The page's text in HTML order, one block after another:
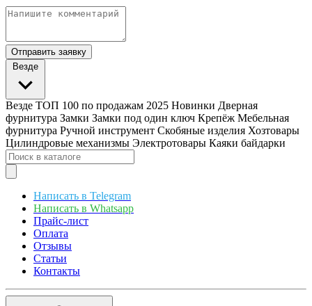
Отправить заявку
Везде
Везде ТОП 100 по продажам 2025 Новинки Дверная
фурнитура Замки Замки под один ключ Крепёж Мебельная
фурнитура Ручной инструмент Скобяные изделия Хозтовары
Цилиндровые механизмы Электротовары Каяки байдарки
Написать в Telegram
Написать в Whatsapp
Прайс-лист
Оплата
Отзывы
Статьи
Контакты